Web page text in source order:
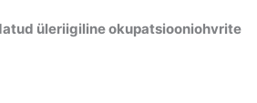
üleriigiline okupatsiooniohvrite